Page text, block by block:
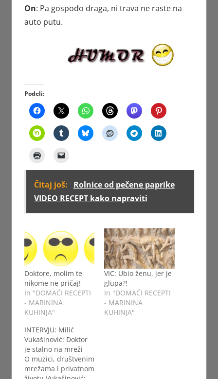
On: Pa gospođo draga, ni trava ne raste na
auto putu.
Podeli:
Čitaj još:
Rolnice od pečene paprike
VIDEO RECEPT kako napraviti
Doktore, molim te
nikome ne pričaj!
In "DOMAĆI RECEPTI
- MARININA
KUHINJA"
VIC: Ubio ženu, jer je
glupa?!
In "DOMAĆI RECEPTI
- MARININA
KUHINJA"
INTERVJU: Milić
Vukašinović: Doktor
je stalno na mreži
O muzici, društvenim
mrežama i privatnom